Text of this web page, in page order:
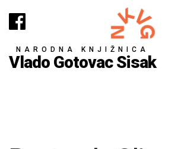
NARODNA KNJIŽNICA
Vlado Gotovac Sisak